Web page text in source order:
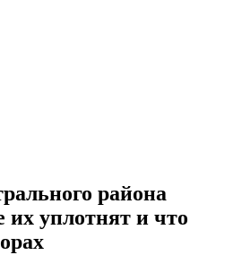
района
их уплотнят и что